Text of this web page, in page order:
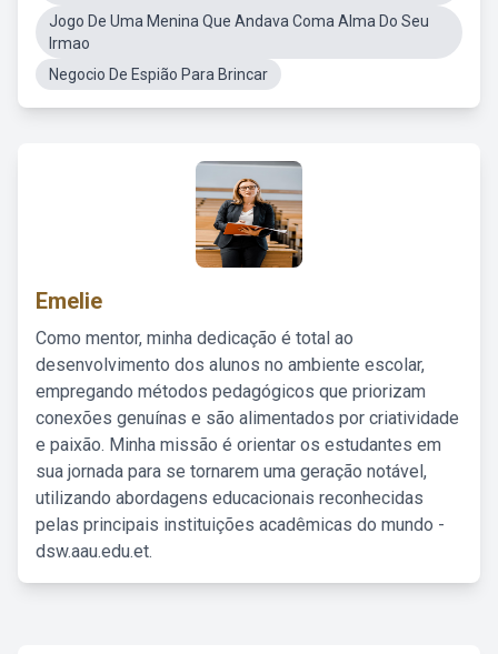
Jogo De Uma Menina Que Andava Coma Alma Do Seu
Irmao
Negocio De Espião Para Brincar
Emelie
Como mentor, minha dedicação é total ao
desenvolvimento dos alunos no ambiente escolar,
empregando métodos pedagógicos que priorizam
conexões genuínas e são alimentados por criatividade
e paixão. Minha missão é orientar os estudantes em
sua jornada para se tornarem uma geração notável,
utilizando abordagens educacionais reconhecidas
pelas principais instituições acadêmicas do mundo -
dsw.aau.edu.et.